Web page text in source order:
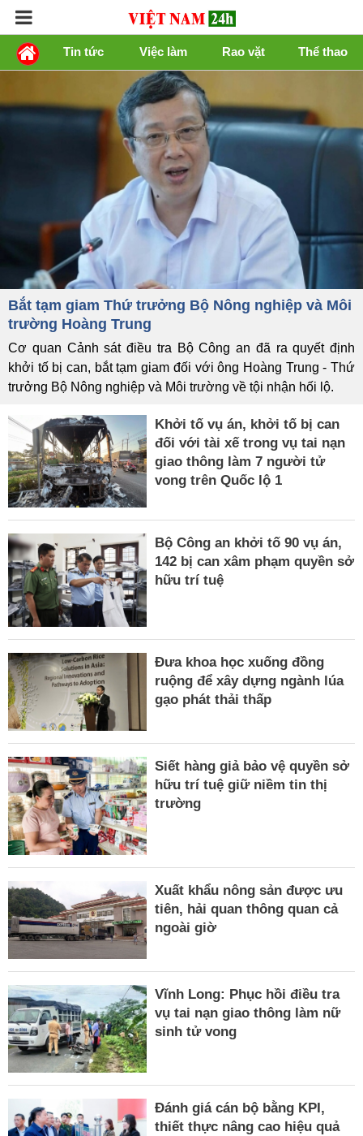
Tin tức Việc làm Rao vặt Thể thao
Bắt tạm giam Thứ trưởng Bộ Nông nghiệp và Môi
trường Hoàng Trung
Cơ quan Cảnh sát điều tra Bộ Công an đã ra quyết định
khởi tố bị can, bắt tạm giam đối với ông Hoàng Trung - Thứ
trưởng Bộ Nông nghiệp và Môi trường về tội nhận hối lộ.
Khởi tố vụ án, khởi tố bị can
đối với tài xế trong vụ tai nạn
giao thông làm 7 người tử
vong trên Quốc lộ 1
Bộ Công an khởi tố 90 vụ án,
142 bị can xâm phạm quyền sở
hữu trí tuệ
Đưa khoa học xuống đồng
ruộng để xây dựng ngành lúa
gạo phát thải thấp
Siết hàng giả bảo vệ quyền sở
hữu trí tuệ giữ niềm tin thị
trường
Xuất khẩu nông sản được ưu
tiên, hải quan thông quan cả
ngoài giờ
Vĩnh Long: Phục hồi điều tra
vụ tai nạn giao thông làm nữ
sinh tử vong
Đánh giá cán bộ bằng KPI,
thiết thực nâng cao hiệu quả